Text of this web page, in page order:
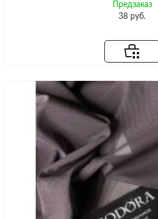
Предзаказ
38 руб.